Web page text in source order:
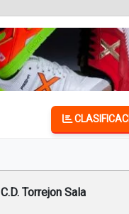
C.D. Torrejon Sala